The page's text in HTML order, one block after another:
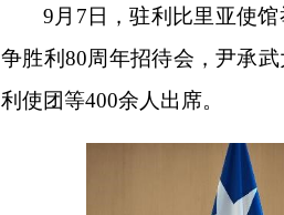
9月7日，驻利比里亚使
争胜利80周年招待会，尹承
利使团等400余人出席。